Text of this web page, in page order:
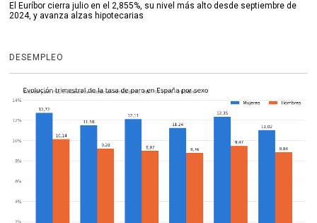
El Euríbor cierra julio en el 2,855%, su nivel más alto desde septiembre de
2024, y avanza alzas hipotecarias
DESEMPLEO